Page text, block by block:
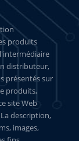
produits
distributeur,
présentés sur
produits,
site Web
description,
images,